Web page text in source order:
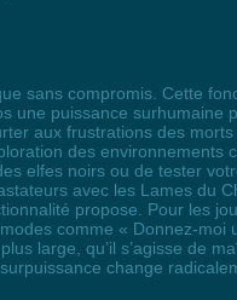
sans compromis. Cette
une puissance surhumaine
aux frustrations des
des environnements
elfes noirs ou de tester
avec les Lames du
propose. Pour les
comme « Donnez-moi
large, qu’il s’agisse de
change